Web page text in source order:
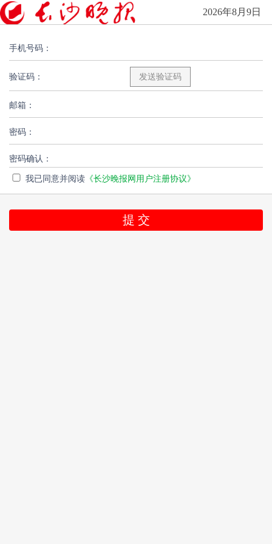
2026年8月9日
手机号码：
验证码：
邮箱：
密码：
密码确认：
我已同意并阅读 《长沙晚报网用户注册协议》
提 交